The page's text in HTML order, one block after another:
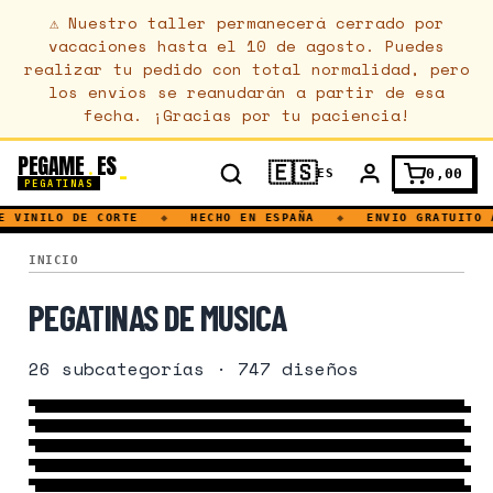
⚠ Nuestro taller permanecerá cerrado por
vacaciones hasta el 10 de agosto. Puedes
realizar tu pedido con total normalidad, pero
los envíos se reanudarán a partir de esa
fecha. ¡Gracias por tu paciencia!
PEGAME.ES
PEGATINAS 🇪🇸ES 0,00
VINILO DE CORTE HECHO EN ESPAÑA ENVIO GRATUITO
INICIO
MUSICA
PEGATINAS DE MUSICA
26 subcategorías · 747 diseños
109 DISEÑOS→
PERCUSION
7 DISEÑOS→
TOCADISCOS
8 DISEÑOS→
BANDA
150 DISEÑOS→
GENERO MUSICAL
406 DISEÑOS→
DISCOTECA